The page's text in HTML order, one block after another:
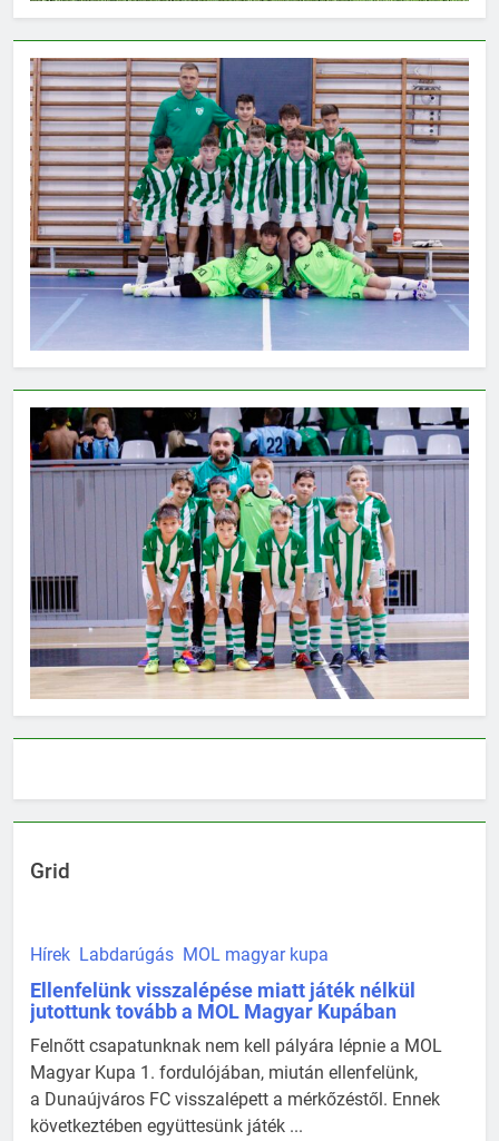
Grid
Hírek Labdarúgás MOL magyar kupa
Ellenfelünk visszalépése miatt játék nélkül
jutottunk tovább a MOL Magyar Kupában
Felnőtt csapatunknak nem kell pályára lépnie a MOL
Magyar Kupa 1. fordulójában, miután ellenfelünk,
a Dunaújváros FC visszalépett a mérkőzéstől. Ennek
következtében együttesünk játék ...